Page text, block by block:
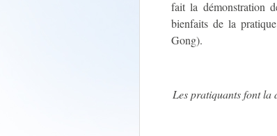
fait la démonstration
bienfaits de la
Gong).
Les pratiquants font la